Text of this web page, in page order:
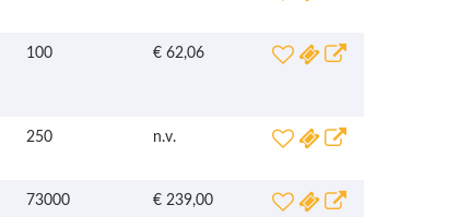
100 € 62,06
250 n.v.
73000 € 239,00